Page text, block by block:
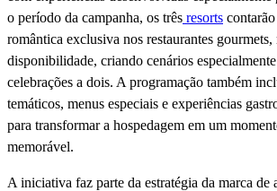
o período da campanha, os três resorts
romântica exclusiva nos restaurantes gourmets,
disponibilidade, criando cenários
celebrações a dois. A programação também
temáticos, menus especiais e experiências
para transformar a hospedagem em um
memorável.
A iniciativa faz parte da estratégia da marca de